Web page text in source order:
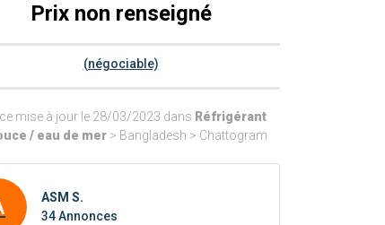
Prix non renseigné
(négociable)
mise à jour le 28/03/2023 dans Réfrigérant
/ eau de mer > Bangladesh > Chattogram
ASM S.
34 Annonces